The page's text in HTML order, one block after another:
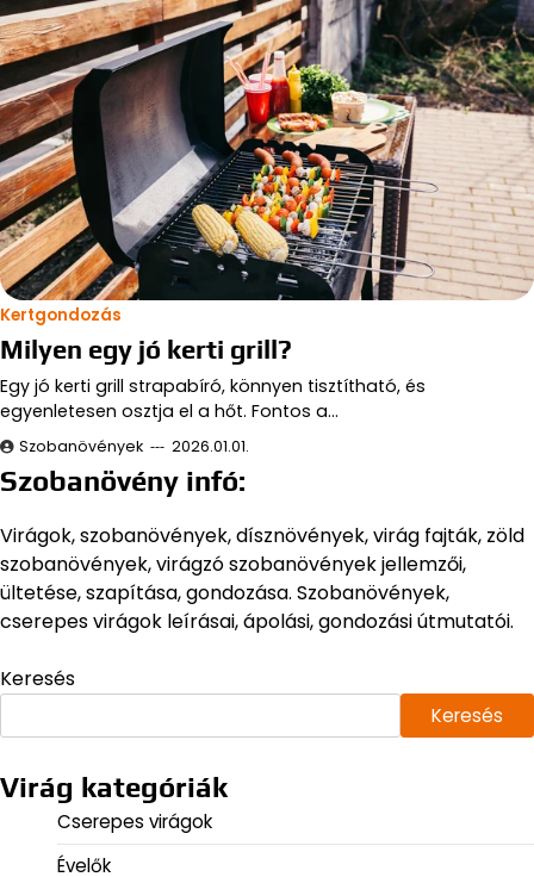
Kertgondozás
Milyen egy jó kerti grill?
Egy jó kerti grill strapabíró, könnyen tisztítható, és
egyenletesen osztja el a hőt. Fontos a…
Szobanövények 2026.01.01.
Szobanövény infó:
Virágok, szobanövények, dísznövények, virág fajták, zöld
szobanövények, virágzó szobanövények jellemzői,
ültetése, szapítása, gondozása. Szobanövények,
cserepes virágok leírásai, ápolási, gondozási útmutatói.
Keresés
Keresés
Virág kategóriák
Cserepes virágok
Évelők